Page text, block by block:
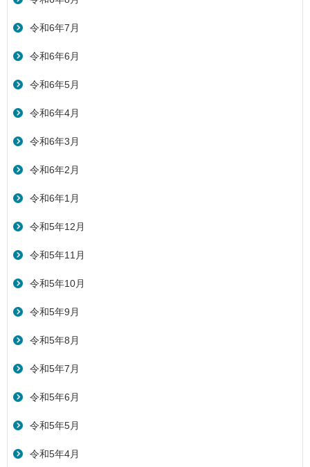
令和6年7月
令和6年6月
令和6年5月
令和6年4月
令和6年3月
令和6年2月
令和6年1月
令和5年12月
令和5年11月
令和5年10月
令和5年9月
令和5年8月
令和5年7月
令和5年6月
令和5年5月
令和5年4月